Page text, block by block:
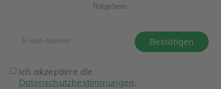
Ratgebern.
Ich akzeptiere die
Datenschutzbestimmungen.